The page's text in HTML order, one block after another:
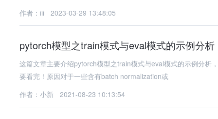
作者：iii
2023-03-29 13:48:05
pytorch模型之train模式与eval模式的示例分析
这篇文章主要介绍pytorch模型之train模式与eval模式的示例分析
要看完！原因对于一些含有batch normalization或
作者：小新
2021-08-23 10:13:54